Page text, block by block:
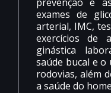
exames de
arterial, IMC,
exercícios de
ginástica
saúde bucal e o
rodovias, além
a saúde do